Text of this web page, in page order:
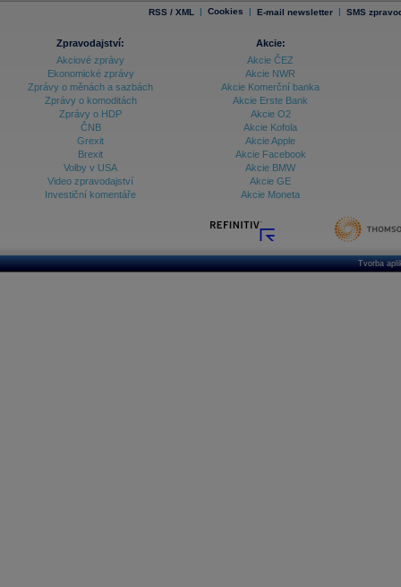
RSS / XML | Cookies | E-mail newsletter | SMS
Zpravodajství:
Akciové zprávy
Ekonomické zprávy
Zprávy o měnách a sazbách
Zprávy o komoditách
Zprávy o HDP
ČNB
Grexit
Brexit
Volby v USA
Video zpravodajství
Investiční komentáře
Akcie:
Akcie ČEZ
Akcie NWR
Akcie Komerční banka
Akcie Erste Bank
Akcie O2
Akcie Kofola
Akcie Apple
Akcie Facebook
Akcie BMW
Akcie GE
Akcie Moneta
Tvorba